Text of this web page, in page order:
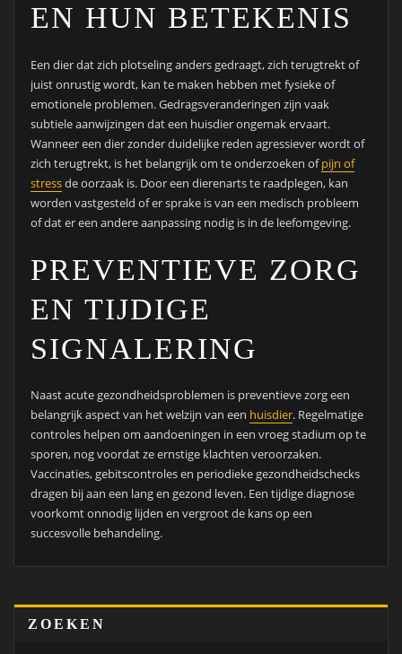
EN HUN BETEKENIS
Een dier dat zich plotseling anders gedraagt, zich terugtrekt of
juist onrustig wordt, kan te maken hebben met fysieke of
emotionele problemen. Gedragsveranderingen zijn vaak
subtiele aanwijzingen dat een huisdier ongemak ervaart.
Wanneer een dier zonder duidelijke reden agressiever wordt of
zich terugtrekt, is het belangrijk om te onderzoeken ofpijn of
stressde oorzaak is. Door een dierenarts te raadplegen, kan
worden vastgesteld of er sprake is van een medisch probleem
of dat er een andere aanpassing nodig is in de leefomgeving.
PREVENTIEVE ZORG
EN TIJDIGE
SIGNALERING
Naast acute gezondheidsproblemen is preventieve zorg een
belangrijk aspect van het welzijn van een huisdier. Regelmatige
controles helpen om aandoeningen in een vroeg stadium op te
sporen, nog voordat ze ernstige klachten veroorzaken.
Vaccinaties, gebitscontroles en periodieke gezondheidschecks
dragen bij aan een lang en gezond leven. Een tijdige diagnose
voorkomt onnodig lijden en vergroot de kans op een
succesvolle behandeling.
ZOEKEN